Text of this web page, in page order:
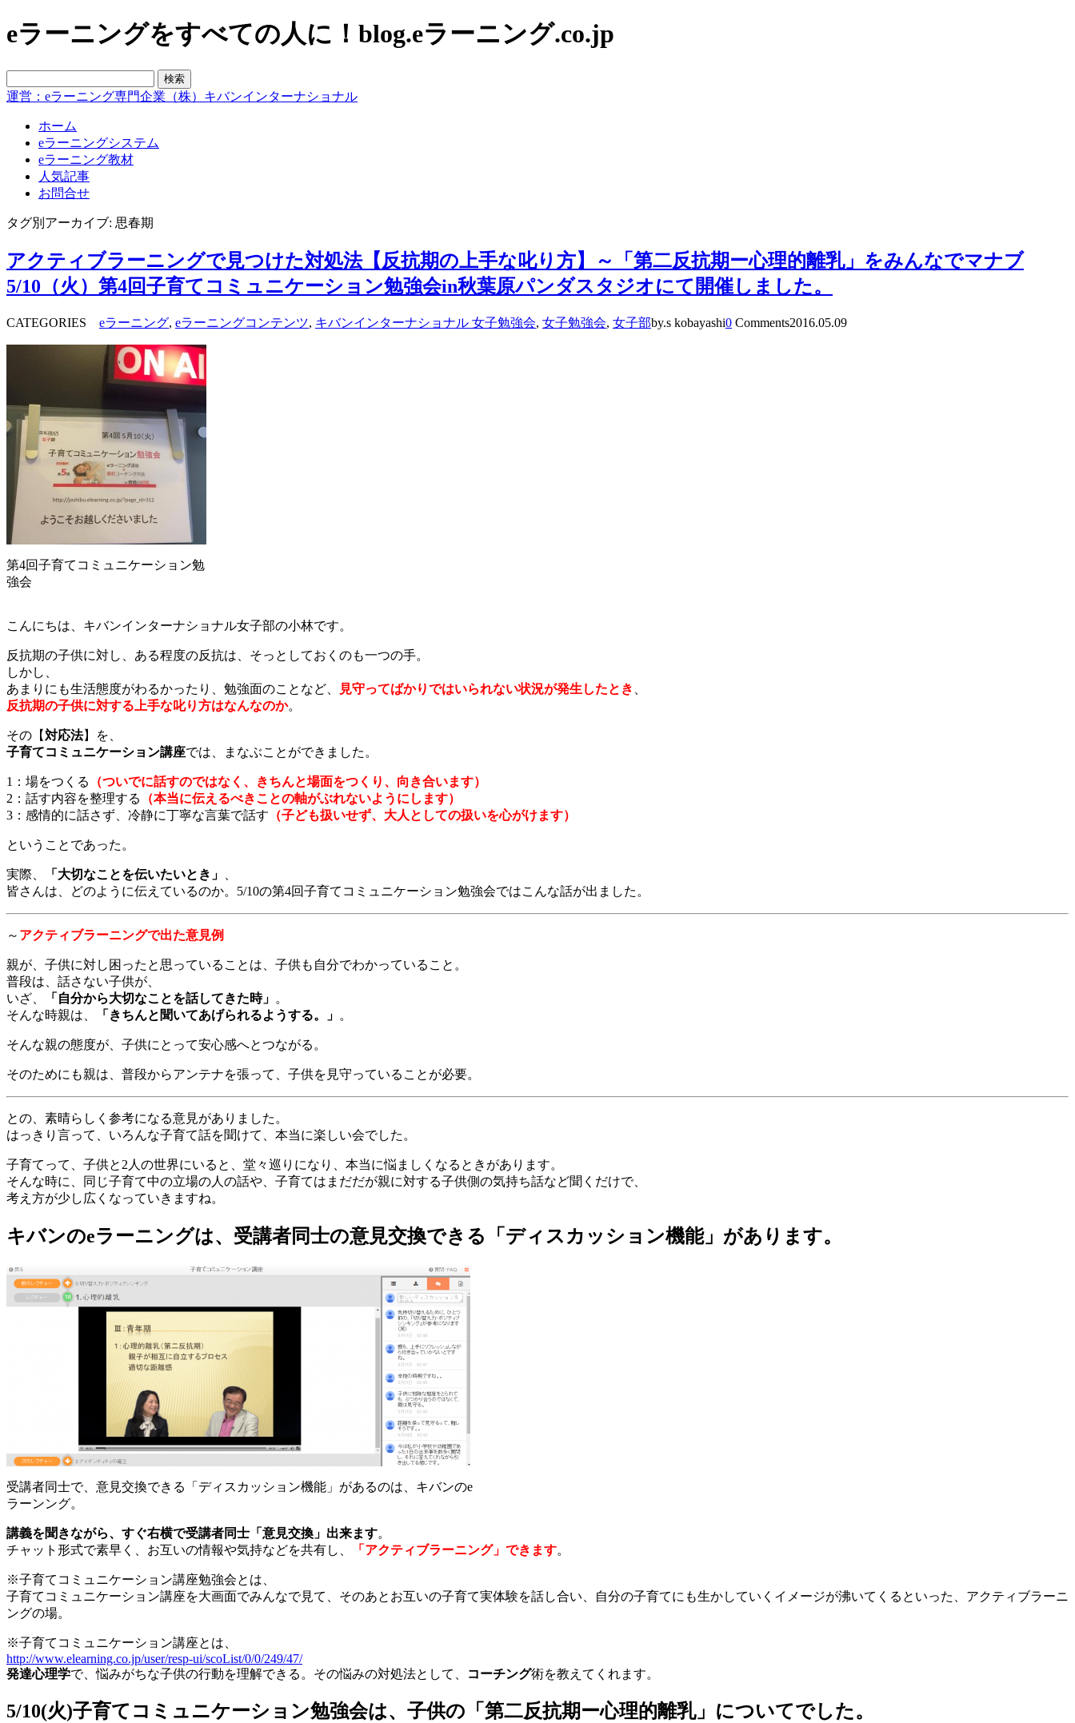
eラーニングをすべての人に！blog.eラーニング.co.jp
運営：eラーニング専門企業（株）キバンインターナショナル
ホーム
eラーニングシステム
eラーニング教材
人気記事
お問合せ
タグ別アーカイブ: 思春期
アクティブラーニングで見つけた対処法【反抗期の上手な叱り方】～「第二反抗期ー心理的離乳」をみんなでマナブ
5/10（火）第4回子育てコミュニケーション勉強会in秋葉原パンダスタジオにて開催しました。
CATEGORIES eラーニング, eラーニングコンテンツ, キバンインターナショナル 女子勉強会, 女子勉強会, 女子部by.s kobayashi0 Comments2016.05.09
第4回子育てコミュニケーション勉
強会
こんにちは、キバンインターナショナル女子部の小林です。
反抗期の子供に対し、ある程度の反抗は、そっとしておくのも一つの手。
しかし、
あまりにも生活態度がわるかったり、勉強面のことなど、
見守ってばかりではいられない状況が発生したとき
反抗期の子供に対する上手な叱り方はなんなのか。
その【対応法】を、
子育てコミュニケーション講座では、まなぶことができました。
1：場をつくる
（ついでに話すのではなく、きちんと場面をつくり、向き合います）
2：話す内容を整理する
（本当に伝えるべきことの軸がぶれないようにします）
3：感情的に話さず、冷静に丁寧な言葉で話す （子ども扱いせず、大人としての扱いを心がけます）
ということであった。
実際、 「大切なことを伝いたいとき」
皆さんは、どのように伝えているのか。5/10の第4回子育てコミュニケーション勉強会ではこんな話が出ました。
～ アクティブラーニングで出た意見例
親が、子供に対し困ったと思っていることは、子供も自分でわかっていること。
普段は、話さない子供が、
いざ、
「自分から大切なことを話してきた時」 。
そんな時親は、
「きちんと聞いてあげられるようする。」 。
そんな親の態度が、子供にとって安心感へとつながる。
そのためにも親は、普段からアンテナを張って、子供を見守っていることが必要。
との、素晴らしく参考になる意見がありました。
はっきり言って、いろんな子育て話を聞けて、本当に楽しい会でした。
子育てって、子供と2人の世界にいると、堂々巡りになり、本当に悩ましくなるときがあります。
そんな時に、同じ子育て中の立場の人の話や、子育てはまだだが親に対する子供側の気持ち話など聞くだけで、
考え方が少し広くなっていきますね。
キバンのeラーニングは、受講者同士の意見交換できる「ディスカッション機能」があります。
受講者同士で、意見交換できる「ディスカッション機能」があるのは、キバンのe
ラーンング。
講義を聞きながら、すぐ右横で受講者同士「意見交換」出来ます。
チャット形式で素早く、お互いの情報や気持などを共有し、
「アクティブラーニング」できます。
※子育てコミュニケーション講座勉強会とは、
子育てコミュニケーション講座を大画面でみんなで見て、そのあとお互いの子育て実体験を話し合い、自分の子育てにも生かしていくイメージが沸いてくるといった、アクティブラーニ
ングの場。
※子育てコミュニケーション講座とは、
http://www.elearning.co.jp/user/resp-ui/scoList/0/0/249/47/
発達心理学で、悩みがちな子供の行動を理解できる。その悩みの対処法として、 コーチング術を教えてくれます。
5/10(火)子育てコミュニケーション勉強会は、子供の 「第二反抗期ー心理的離乳」 についてでした。